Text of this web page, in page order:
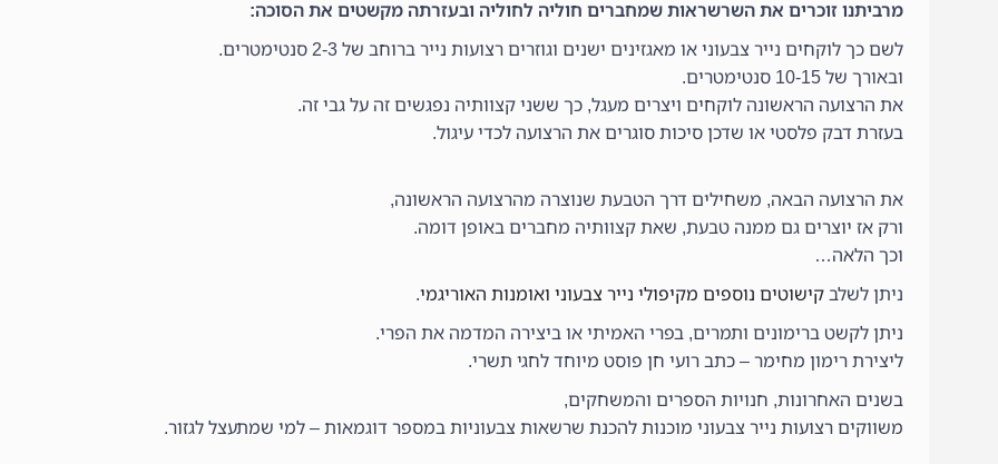
מרביתנו זוכרים את השרשראות שמחברים חוליה לחוליה ובעזרתה מקשטים את הסוכה:
לשם כך לוקחים נייר צבעוני או מאגזינים ישנים וגוזרים רצועות נייר ברוחב של 2-3 סנטימטרים.
ובאורך של 10-15 סנטימטרים.
את הרצועה הראשונה לוקחים ויצרים מעגל, כך ששני קצוותיה נפגשים זה על גבי זה.
בעזרת דבק פלסטי או שדכן סיכות סוגרים את הרצועה לכדי עיגול.
את הרצועה הבאה, משחילים דרך הטבעת שנוצרה מהרצועה הראשונה,
ורק אז יוצרים גם ממנה טבעת, שאת קצוותיה מחברים באופן דומה.
וכך הלאה…
ניתן לשלב קישוטים נוספים מקיפולי נייר צבעוני ואומנות האוריגמי.
ניתן לקשט ברימונים ותמרים, בפרי האמיתי או ביצירה המדמה את הפרי.
ליצירת רימון מחימר – כתב רועי חן פוסט מיוחד לחגי תשרי.
בשנים האחרונות, חנויות הספרים והמשחקים,
משווקים רצועות נייר צבעוני מוכנות להכנת שרשאות צבעוניות במספר דוגמאות – למי שמתעצל לגזור.